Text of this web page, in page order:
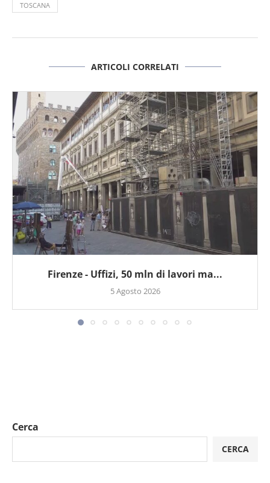
TOSCANA
ARTICOLI CORRELATI
Firenze - Uffizi, 50 mln di lavori ma...
5 Agosto 2026
Cerca
CERCA